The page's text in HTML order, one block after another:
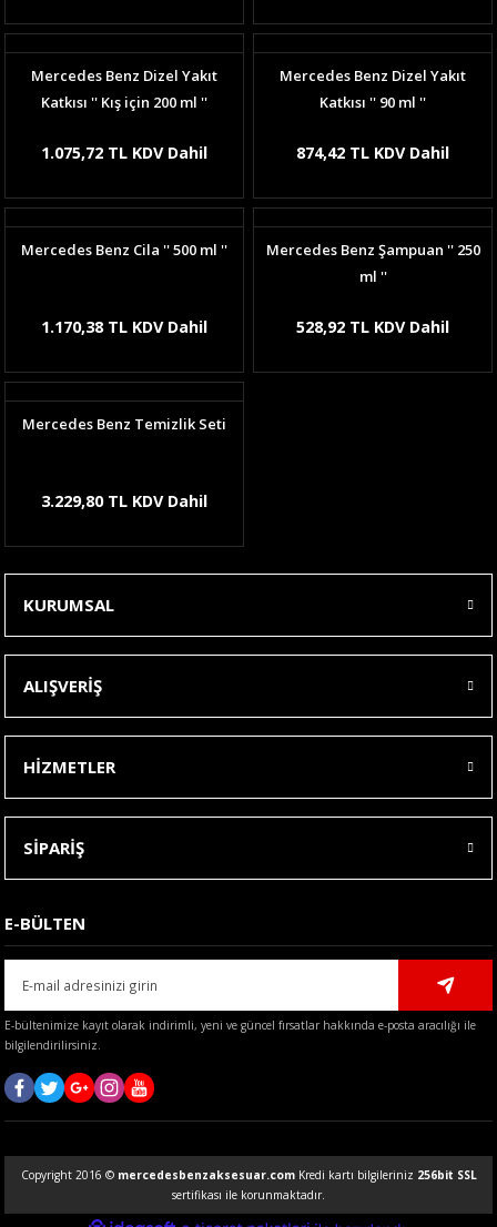
Mercedes Benz Dizel Yakıt
Katkısı '' Kış için 200 ml ''
1.075,72 TL KDV Dahil
Mercedes Benz Dizel Yakıt
Katkısı '' 90 ml ''
874,42 TL KDV Dahil
Mercedes Benz Cila '' 500 ml ''
1.170,38 TL KDV Dahil
Mercedes Benz Şampuan '' 250
ml ''
528,92 TL KDV Dahil
Mercedes Benz Temizlik Seti
3.229,80 TL KDV Dahil
KURUMSAL
ALIŞVERİŞ
HİZMETLER
SİPARİŞ
E-BÜLTEN
E-bültenimize kayıt olarak indirimli, yeni ve güncel fırsatlar hakkında e-posta aracılığı ile
bilgilendirilirsiniz.
Copyright 2016 © mercedesbenzaksesuar.comKredi kartı bilgileriniz 256bit SSL
sertifikası ile korunmaktadır.